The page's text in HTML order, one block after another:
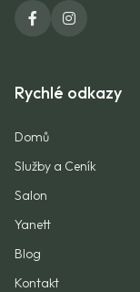
Rychlé odkazy
Domů
Služby a Ceník
Salon
Yanett
Blog
Kontakt